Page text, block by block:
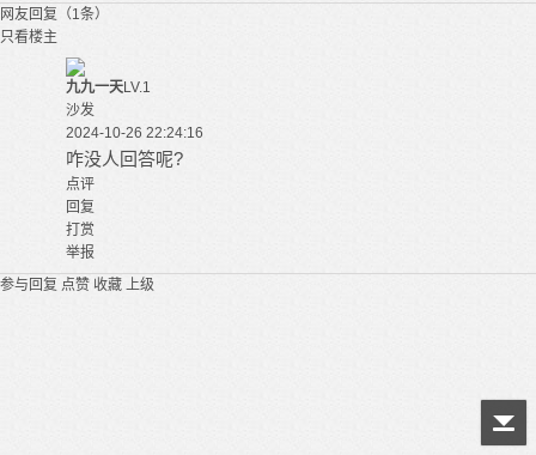
网友回复（1条）
只看楼主
九九一天LV.1
沙发
2024-10-26 22:24:16
咋没人回答呢?
点评
回复
打赏
举报
参与回复 点赞 收藏 上级